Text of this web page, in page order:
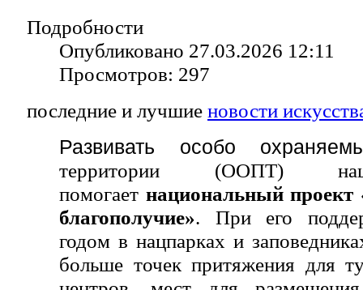
Подробности
Опубликовано 27.03.2026 12:11
Просмотров: 297
последние и лучшие новости
Развивать особо
территории (ООПТ)
помогает национальный проект
благополучие». При его
годом в нацпарках и
больше точек притяжения для